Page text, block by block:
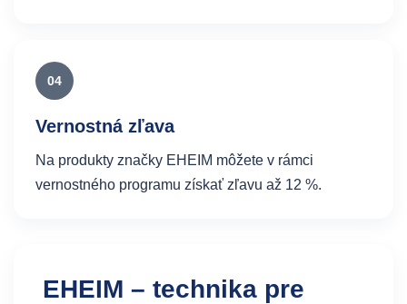
04
Vernostná zľava
Na produkty značky EHEIM môžete v rámci
vernostného programu získať zľavu až 12 %.
EHEIM – technika pre